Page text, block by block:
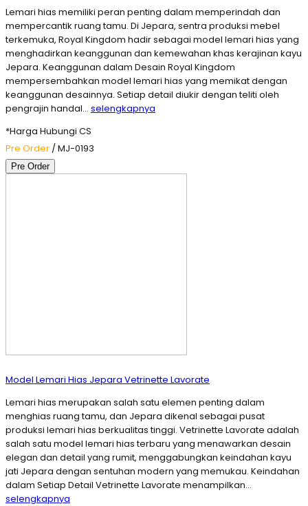
Lemari hias memiliki peran penting dalam memperindah dan
mempercantik ruang tamu. Di Jepara, sentra produksi mebel
terkemuka, Royal Kingdom hadir sebagai model lemari hias yang
menghadirkan keanggunan dan kemewahan khas kerajinan kayu
Jepara. Keanggunan dalam Desain Royal Kingdom
mempersembahkan model lemari hias yang memikat dengan
keanggunan desainnya. Setiap detail diukir dengan teliti oleh
pengrajin handal… selengkapnya
*Harga Hubungi CS
Pre Order / MJ-0193
Pre Order
Model Lemari Hias Jepara Vetrinette Lavorate
Lemari hias merupakan salah satu elemen penting dalam
menghias ruang tamu, dan Jepara dikenal sebagai pusat
produksi lemari hias berkualitas tinggi. Vetrinette Lavorate adalah
salah satu model lemari hias terbaru yang menawarkan desain
elegan dan detail yang rumit, menggabungkan keindahan kayu
jati Jepara dengan sentuhan modern yang memukau. Keindahan
dalam Setiap Detail Vetrinette Lavorate menampilkan…
selengkapnya